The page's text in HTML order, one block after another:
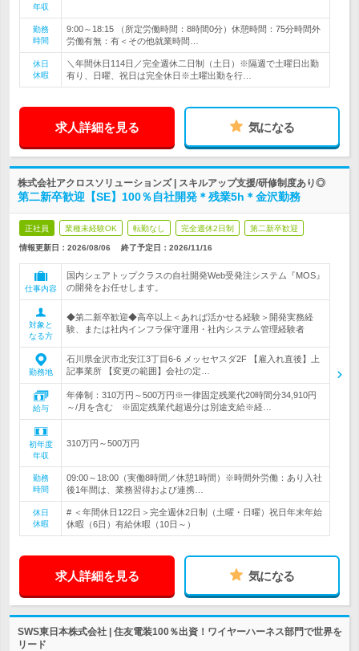
年収
勤務
時間
9:00～18:15 （所定労働時間：8時間0分）休憩時間：75分時間外
労働有無：有＜その他就業時間…
休日
休暇
＼年間休日114日／完全週休二日制（土日）※隔週で土曜日出勤
有り、日曜、祝日は完全休日※土曜出勤を行…
求人詳細を見る 気になる
株式会社アクロスソリューションズ | スキルアップ支援/研修制度あり◎
第二新卒歓迎【SE】100％自社開発＊残業5h＊金沢勤務
正社員 業種未経験OK 転勤なし 完全週休2日制 第二新卒歓迎
情報更新日：2026/08/06 終了予定日： 2026/11/16
仕事内容
国内シェアトップクラスの自社開発Web受発注システム『MOS』
の開発をお任せします。
対象と
なる方
◆第二新卒歓迎◆高卒以上＜あれば活かせる経験＞開発実務経
験、または社内インフラ保守運用・社内システム管理経験者
勤務地
石川県金沢市北安江3丁目6-6 メッセヤスダ2F 【雇入れ直後】上
記事業所 【変更の範囲】会社の定…
給与
年俸制：310万円～500万円※一律固定残業代20時間分34,910円
～/月を含む ※固定残業代超過分は別途支給※経…
初年度
年収
310万円～500万円
勤務
時間
09:00～18:00（実働8時間／休憩1時間）※時間外労働：あり入社
後1年間は、業務習得および連携…
休日
休暇
# ＜年間休日122日＞完全週休2日制（土曜・日曜）祝日年末年始
休暇（6日）有給休暇（10日～）
求人詳細を見る 気になる
SWS東日本株式会社 | 住友電装100％出資！ワイヤーハーネス部門で世界を
リード